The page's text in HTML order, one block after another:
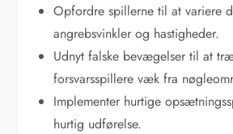
Opfordre spillerne til at variere
angrebsvinkler og hastigheder.
Udnyt falske bevægelser til at
forsvarsspillere væk fra
Implementer hurtige
hurtig udførelse.